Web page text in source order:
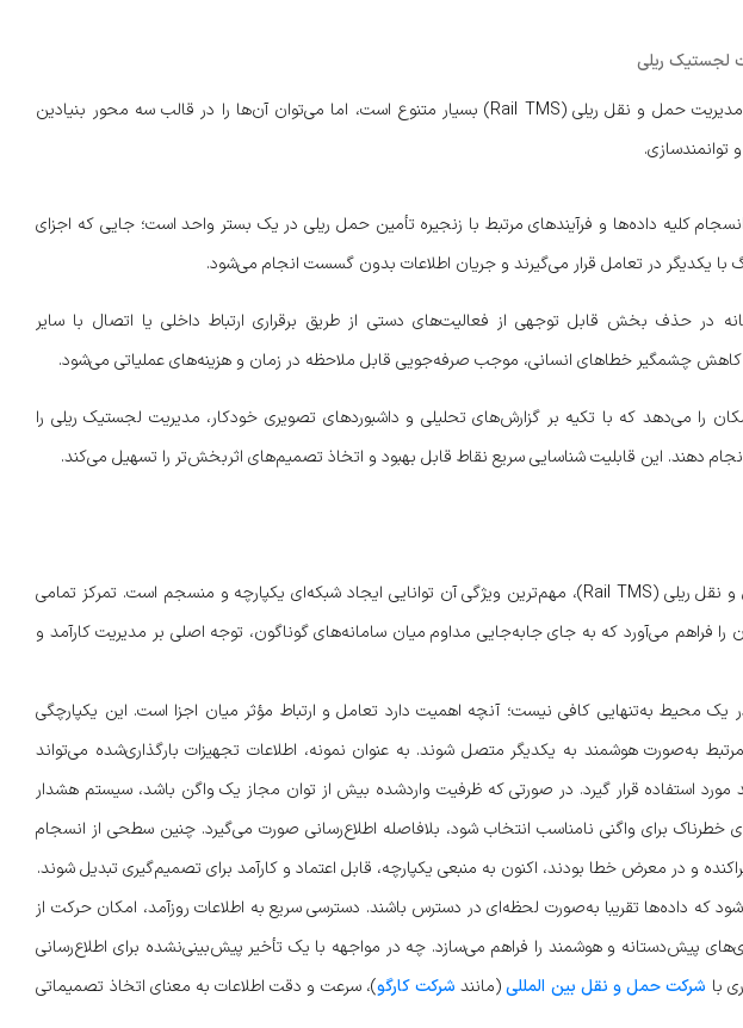
هرچند مزایای به‌کارگیری یک سیستم مدیریت حمل و نقل ریلی (Rail TMS) بسیار متنوع است، اما می‌توان آن‌ها را در قالب سه محور بنیادین
توانمندسازی.
کلیه داده‌ها و فرآیندهای مرتبط با زنجیره تأمین حمل ریلی در یک بستر واحد است؛ جایی که اجزای
یکدیگر در تعامل قرار می‌گیرند و جریان اطلاعات بدون گسست انجام می‌شود.
در حذف بخش قابل توجهی از فعالیت‌های دستی از طریق برقراری ارتباط داخلی یا اتصال با سایر
کاهش چشمگیر خطاهای انسانی، موجب صرفه‌جویی قابل ملاحظه در زمان و هزینه‌های عملیاتی می‌شود.
را می‌دهد که با تکیه بر گزارش‌های تحلیلی و داشبوردهای تصویری خودکار، مدیریت لجستیک ریلی را
دهند. این قابلیت شناسایی سریع نقاط قابل بهبود و اتخاذ تصمیم‌های اثربخش‌تر را تسهیل می‌کند.
در هسته‌ی یک سیستم مدیریت حمل و نقل ریلی (Rail TMS)، مهم‌ترین ویژگی آن توانایی ایجاد شبکه‌ای یکپارچه و منسجم است. تمرکز تمامی
را فراهم می‌آورد که به جای جابه‌جایی مداوم میان سامانه‌های گوناگون، توجه اصلی بر مدیریت کارآمد و
محیط به‌تنهایی کافی نیست؛ آنچه اهمیت دارد تعامل و ارتباط مؤثر میان اجزا است. این یکپارچگی
به‌صورت هوشمند به یکدیگر متصل شوند. به عنوان نمونه، اطلاعات تجهیزات بارگذاری‌شده می‌تواند
استفاده قرار گیرد. در صورتی که ظرفیت واردشده بیش از توان مجاز یک واگن باشد، سیستم هشدار
خطرناک برای واگنی نامناسب انتخاب شود، بلافاصله اطلاع‌رسانی صورت می‌گیرد. چنین سطحی از انسجام
و در معرض خطا بودند، اکنون به منبعی یکپارچه، قابل اعتماد و کارآمد برای تصمیم‌گیری تبدیل شوند.
که داده‌ها تقریبا به‌صورت لحظه‌ای در دسترس باشند. دسترسی سریع به اطلاعات روزآمد، امکان حرکت از
پیش‌دستانه و هوشمند را فراهم می‌سازد. چه در مواجهه با یک تأخیر پیش‌بینی‌نشده برای اطلاع‌رسانی
با شرکت حمل و نقل بین المللی(مانند شرکت کارگو)، سرعت و دقت اطلاعات به معنای اتخاذ تصمیماتی